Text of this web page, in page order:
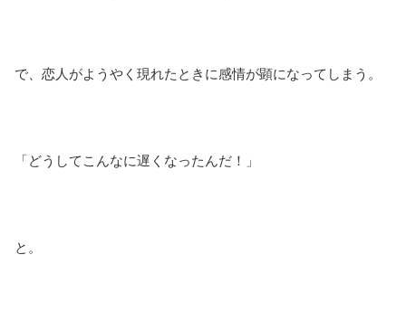
で、恋人がようやく現れたときに感情が顕になってしまう。
「どうしてこんなに遅くなったんだ！」
と。